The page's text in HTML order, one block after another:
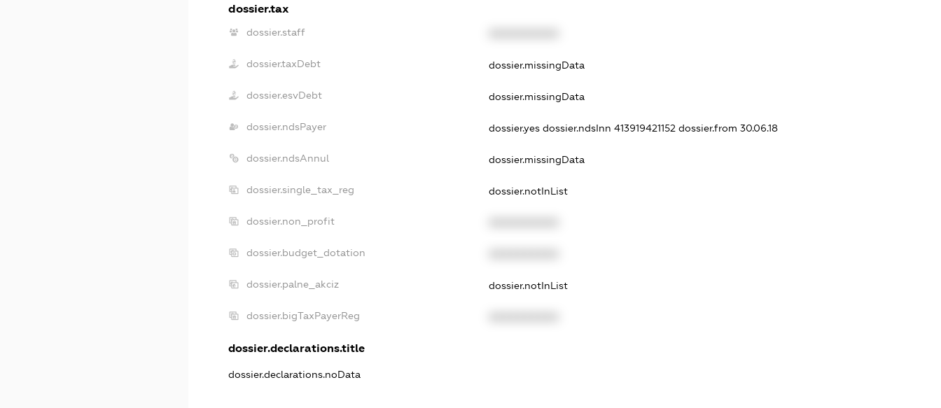
dossier.tax
dossier.staff
dossier.taxDebt dossier.missingData
dossier.esvDebt dossier.missingData
dossier.ndsPayer dossier.yes dossier.ndsInn 413919421152 dossier.from 30.06.18
dossier.ndsAnnul dossier.missingData
dossier.single_tax_reg dossier.notInList
dossier.non_profit
dossier.budget_dotation
dossier.palne_akciz dossier.notInList
dossier.bigTaxPayerReg
dossier.declarations.title
dossier.declarations.noData